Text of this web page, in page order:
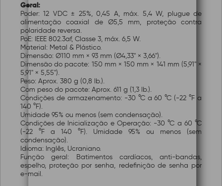
Geral:
Poder: 12 VDC ± 25%, 0,45 A, máx. 5,4 W, plugue de
alimentação coaxial de Ø5,5 mm, proteção contra
polaridade reversa.
PoE: IEEE 802.3af, Classe 3, máx. 6,5 W.
Material: Metal & Plástico.
Dimensão: Ø110 mm × 93 mm (Ø4,33" × 3,66").
Dimensão do pacote: 150 mm × 150 mm × 141 mm (5,91" ×
5,91" × 5,55").
Peso: Aprox. 380 g (0,8 lb.).
Com peso do pacote: Aprox. 611 g (1,3 lb.).
Condições de armazenamento: -30 °C a 60 °C (-22 °F a
140 °F).
Umidade 95% ou menos (sem condensação).
Condições de Inicialização e Operação: -30 °C a 60 °C
(-22 °F a 140 °F). Umidade 95% ou menos (sem
condensação).
Idioma: Inglês, Ucraniano.
Função geral: Batimentos cardíacos, anti-bandas,
espelho, proteção por senha, redefinição de senha por
e-mail.